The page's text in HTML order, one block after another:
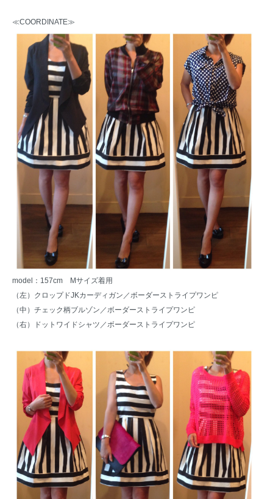
≪COORDINATE≫
model：157cm Mサイズ着用
（左） クロップドJKカーディガン ／ボーダーストライプワンピ
（中） チェック柄ブルゾン ／ボーダーストライプワンピ
（右）
ドットワイドシャツ ／ボーダーストライプワンピ